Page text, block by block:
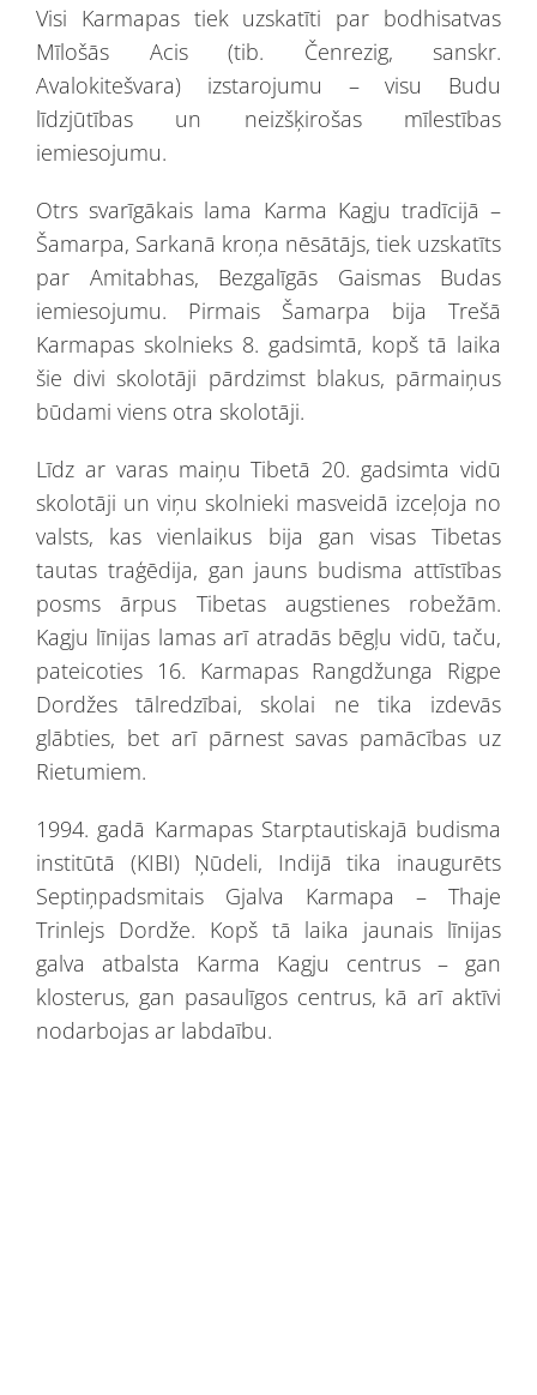
Visi Karmapas tiek uzskatīti par bodhisatvas
Mīlošās Acis (tib. Čenrezig, sanskr.
Avalokitešvara) izstarojumu – visu Budu
līdzjūtības un neizšķirošas mīlestības
iemiesojumu.
Otrs svarīgākais lama Karma Kagju tradīcijā –
Šamarpa, Sarkanā kroņa nēsātājs, tiek uzskatīts
par Amitabhas, Bezgalīgās Gaismas Budas
iemiesojumu. Pirmais Šamarpa bija Trešā
Karmapas skolnieks 8. gadsimtā, kopš tā laika
šie divi skolotāji pārdzimst blakus, pārmaiņus
būdami viens otra skolotāji.
Līdz ar varas maiņu Tibetā 20. gadsimta vidū
skolotāji un viņu skolnieki masveidā izceļoja no
valsts, kas vienlaikus bija gan visas Tibetas
tautas traģēdija, gan jauns budisma attīstības
posms ārpus Tibetas augstienes robežām.
Kagju līnijas lamas arī atradās bēgļu vidū, taču,
pateicoties 16. Karmapas Rangdžunga Rigpe
Dordžes tālredzībai, skolai ne tika izdevās
glābties, bet arī pārnest savas pamācības uz
Rietumiem.
1994. gadā Karmapas Starptautiskajā budisma
institūtā (KIBI) Ņūdeli, Indijā tika inaugurēts
Septiņpadsmitais Gjalva Karmapa – Thaje
Trinlejs Dordže. Kopš tā laika jaunais līnijas
galva atbalsta Karma Kagju centrus – gan
klosterus, gan pasaulīgos centrus, kā arī aktīvi
nodarbojas ar labdaību.